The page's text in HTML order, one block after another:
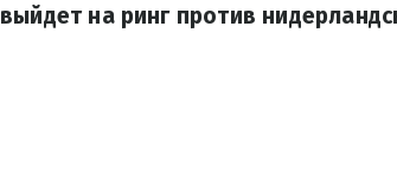
выйдет на ринг против